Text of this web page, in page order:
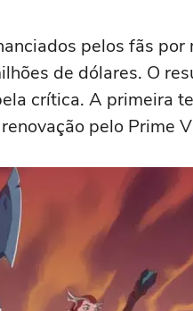
pelos fãs
de dólares. O
crítica. A primeira
pelo Prime